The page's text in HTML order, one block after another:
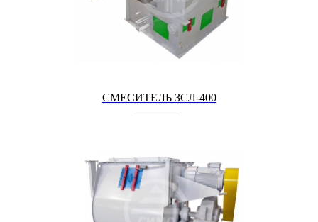
СМЕСИТЕЛЬ ЗСЛ-400